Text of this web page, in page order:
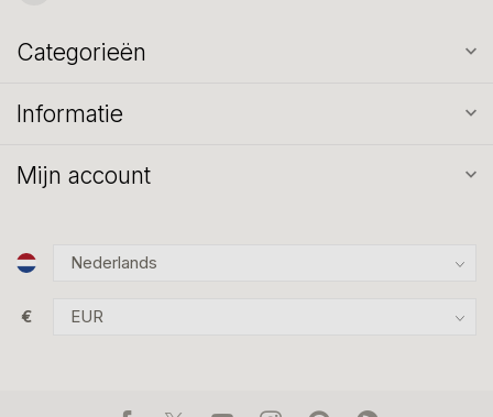
Categorieën
Informatie
Mijn account
€